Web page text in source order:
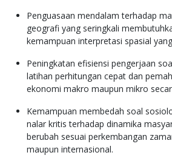
Penguasaan mendalam terhadap
geografi yang seringkali
kemampuan interpretasi spasial
Peningkatan efisiensi pengerjaan
latihan perhitungan cepat dan
ekonomi makro maupun mikro
Kemampuan membedah soal
nalar kritis terhadap dinamika
berubah sesuai perkembangan
maupun internasional.